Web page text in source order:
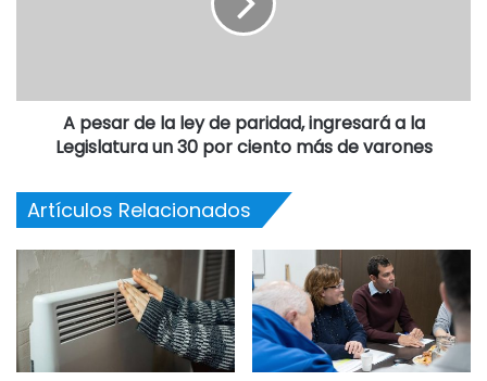
A pesar de la ley de paridad, ingresará a la
Legislatura un 30 por ciento más de varones
Artículos Relacionados